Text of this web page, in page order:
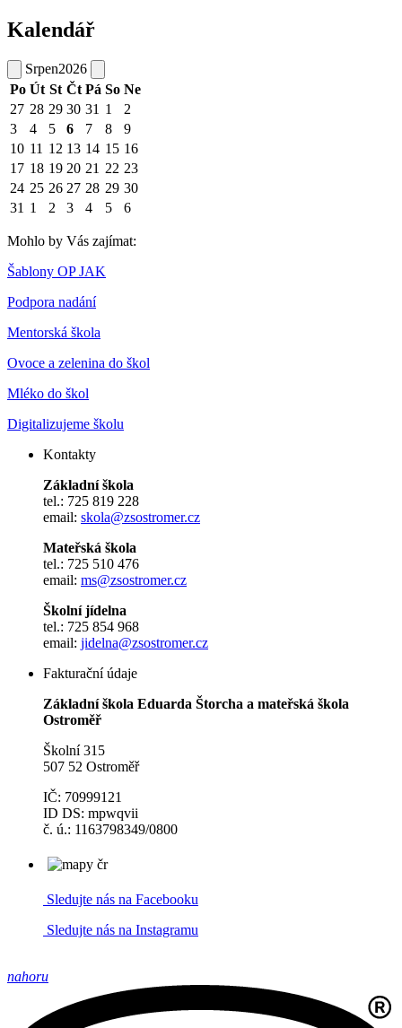
Kalendář
Srpen2026
Po Út St Čt Pá So Ne
27 28 29 30 31 1
2
3
4 5 6 7 8
9
10 11 12 13 14 15 16
17 18 19 20 21 22 23
24 25 26 27 28 29 30
31 1 2 3 4 5 6
Mohlo by Vás zajímat:
Šablony OP JAK
Podpora nadání
Mentorská škola
Ovoce a zelenina do škol
Mléko do škol
Digitalizujeme školu
Kontakty
Základní škola
tel.: 725 819 228
email: skola@zsostromer.cz
Mateřská škola
tel.: 725 510 476
email: ms@zsostromer.cz
Školní jídelna
tel.: 725 854 968
email: jidelna@zsostromer.cz
Fakturační údaje
Základní škola Eduarda Štorcha a mateřská škola
Ostroměř
Školní 315
507 52 Ostroměř
IČ: 70999121
ID DS: mpwqvii
č. ú.: 1163798349/0800
Sledujte nás na Facebooku
Sledujte nás na Instagramu
nahoru